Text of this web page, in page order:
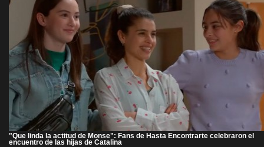
"Que linda la actitud de Monse": Fans de Hasta Encontrarte celebraron el
encuentro de las hijas de Catalina